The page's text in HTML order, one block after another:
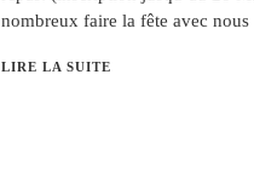
nombreux faire la fête avec nous
LIRE LA SUITE